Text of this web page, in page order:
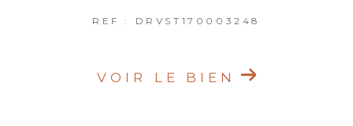
REF : DRVST170003248
VOIR LE BIEN